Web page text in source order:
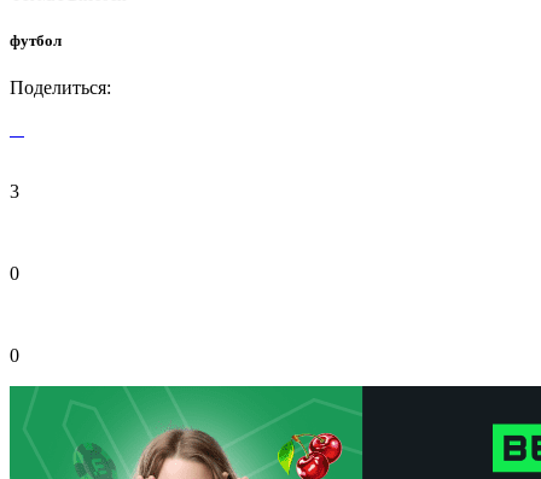
футбол
Поделиться:
3
0
0